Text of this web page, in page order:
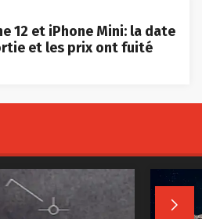
12 et iPhone Mini: la date
et les prix ont fuité
